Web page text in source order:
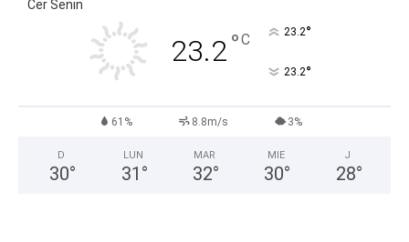
Cer Senin
23.2°C 23.2°
23.2°
61% 8.8m/s 3%
D
30°
LUN
31 °
MAR
32°
MIE
30°
J
28°